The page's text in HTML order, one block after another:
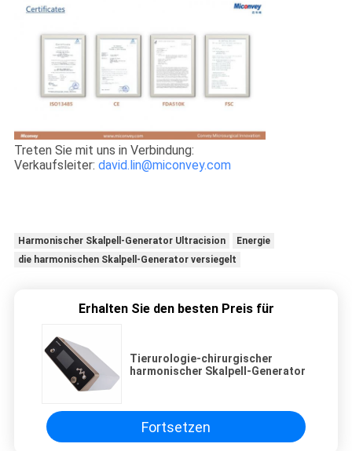
Treten Sie mit uns in Verbindung:
Verkaufsleiter: david.lin@miconvey.com
Harmonischer Skalpell-Generator Ultracision
Energie
die harmonischen Skalpell-Generator versiegelt
Erhalten Sie den besten Preis für
Tierurologie-chirurgischer
harmonischer Skalpell-Generator
Fortsetzen